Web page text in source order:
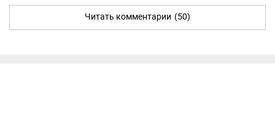
Читать комментарии (50)